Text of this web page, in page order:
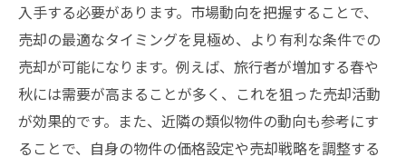
京都での不動産売却は春と秋が狙い目
春の需要増加を見越した売却計画
秋の観光シーズンに合わせるメリット
京都の特性を活かした売却事例
観光都市ならではの時期選びのポイント
入手する必要があります。市場動向を把握することで、
売却の最適なタイミングを見極め、より有利な条件での
売却が可能になります。例えば、旅行者が増加する春や
秋には需要が高まることが多く、これを狙った売却活動
が効果的です。また、近隣の類似物件の動向も参考にす
ることで、自身の物件の価格設定や売却戦略を調整する